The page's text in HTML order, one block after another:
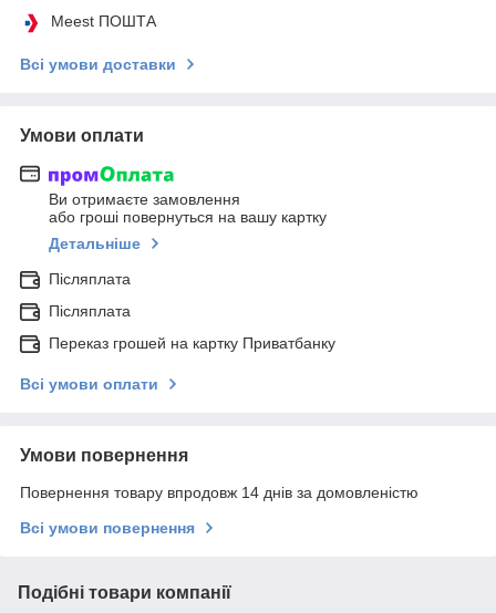
Meest ПОШТА
Всі умови доставки
Умови оплати
Ви отримаєте замовлення
або гроші повернуться на вашу картку
Детальніше
Післяплата
Післяплата
Переказ грошей на картку Приватбанку
Всі умови оплати
Умови повернення
Повернення товару впродовж 14 днів за домовленістю
Всі умови повернення
Подібні товари компанії